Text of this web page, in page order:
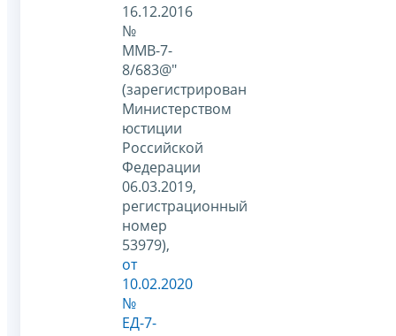
16.12.2016
№
ММВ-7-
8/683@"
(зарегистрирован
Министерством
юстиции
Российской
Федерации
06.03.2019,
регистрационный
номер
53979),
от
10.02.2020
№
ЕД-7-